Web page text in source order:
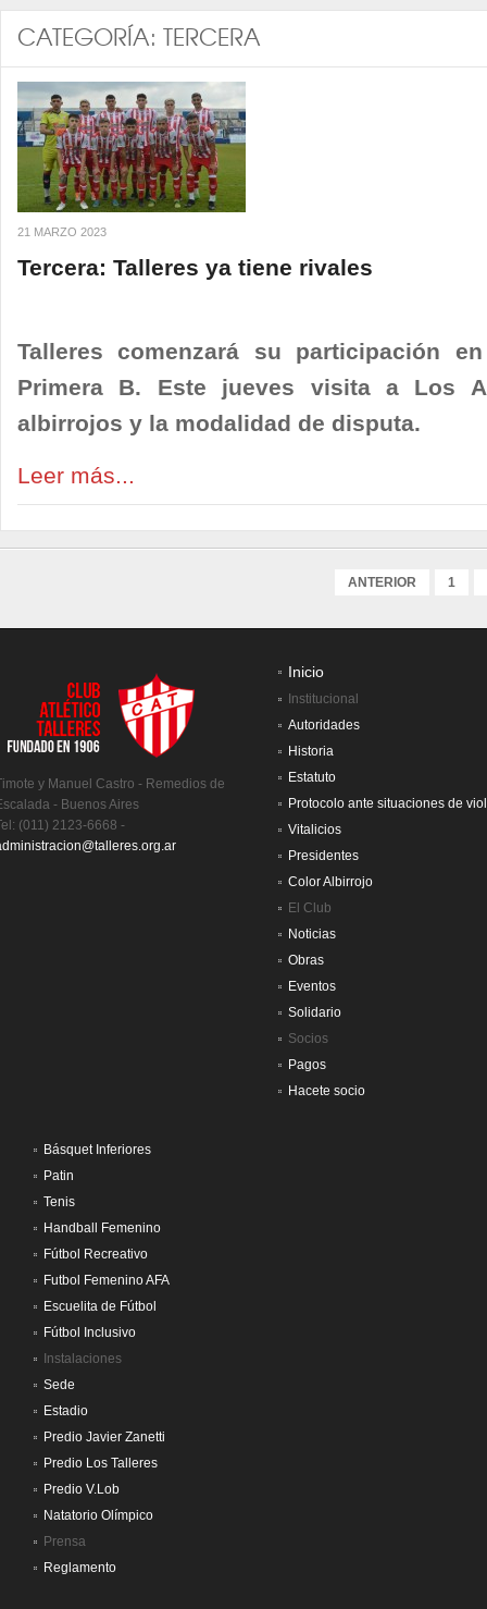
CATEGORÍA: TERCERA
21 MARZO 2023
Tercera: Talleres ya tiene rivales
Talleres comenzará su participación
Primera B. Este jueves visita a Los
albirrojos y la modalidad de disputa.
Leer más...
ANTERIOR 1
y Manuel Castro - Remedios de
- Buenos Aires
(011) 2123-6668 -
Inicio
Institucional
Autoridades
Historia
Estatuto
Protocolo ante situaciones de
Vitalicios
Presidentes
Color Albirrojo
El Club
Noticias
Obras
Eventos
Solidario
Socios
Pagos
Hacete socio
Básquet Inferiores
Patin
Tenis
Handball Femenino
Fútbol Recreativo
Futbol Femenino AFA
Escuelita de Fútbol
Fútbol Inclusivo
Instalaciones
Sede
Estadio
Predio Javier Zanetti
Predio Los Talleres
Predio V.Lob
Natatorio Olímpico
Prensa
Reglamento